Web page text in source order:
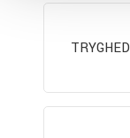
TRYGHED